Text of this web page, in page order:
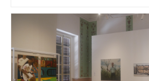
Cracking
Art